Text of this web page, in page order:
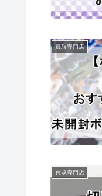
買取専門店
買取専門店